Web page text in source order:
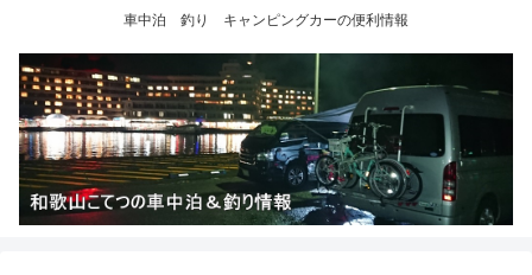
車中泊 釣り キャンピングカーの便利情報